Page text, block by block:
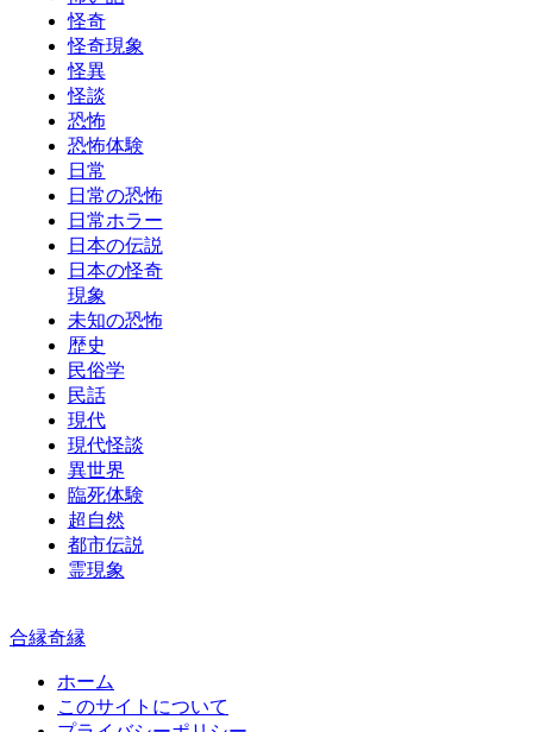
怪奇
怪奇現象
怪異
怪談
恐怖
恐怖体験
日常
日常の恐怖
日常ホラー
日本の伝説
日本の怪奇
現象
未知の恐怖
歴史
民俗学
民話
現代
現代怪談
異世界
臨死体験
超自然
都市伝説
霊現象
合縁奇縁
ホーム
このサイトについて